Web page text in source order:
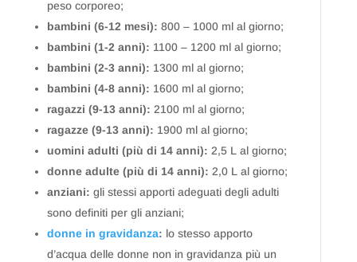
peso corporeo;
bambini (6-12 mesi): 800 – 1000 ml al giorno;
bambini (1-2 anni): 1100 – 1200 ml al giorno;
bambini (2-3 anni): 1300 ml al giorno;
bambini (4-8 anni): 1600 ml al giorno;
ragazzi (9-13 anni): 2100 ml al giorno;
ragazze (9-13 anni): 1900 ml al giorno;
uomini adulti (più di 14 anni): 2,5 L al giorno;
donne adulte (più di 14 anni): 2,0 L al giorno;
anziani: gli stessi apporti adeguati degli adulti
sono definiti per gli anziani;
donne in gravidanza: lo stesso apporto
d’acqua delle donne non in gravidanza più un